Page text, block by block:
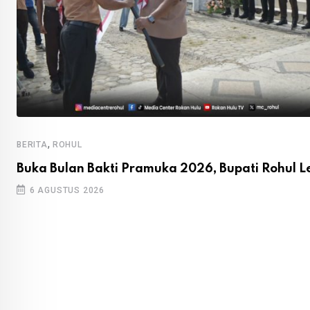
BERITA, ROHUL
Buka Bulan Bakti Pramuka 2026, Bupati Rohul
6 AGUSTUS 2026